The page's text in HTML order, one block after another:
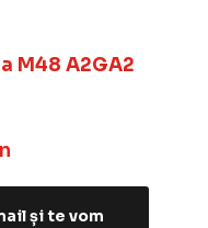
M48 A2GA2
și te vom